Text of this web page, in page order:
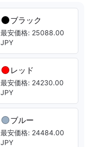
ブラック
最安価格: 25088.00
JPY
レッド
最安価格: 24230.00
JPY
ブルー
最安価格: 24484.00
JPY